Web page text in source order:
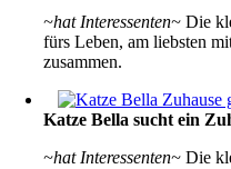
~hat Interessenten~ Die
fürs Leben, am liebsten
zusammen.
Katze Bella sucht ein
~hat Interessenten~ Die